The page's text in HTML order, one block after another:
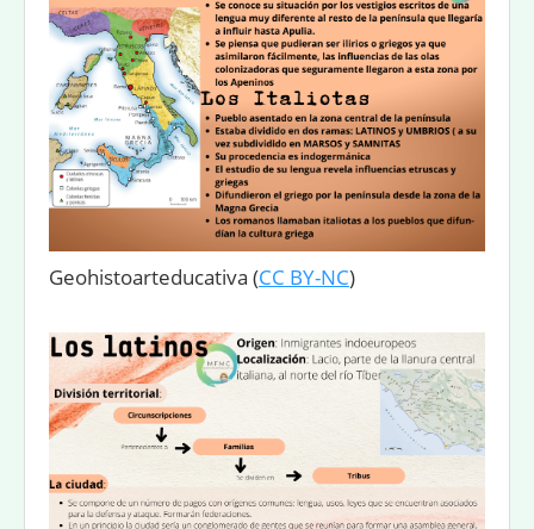
Geohistoarteducativa (CC BY-NC)